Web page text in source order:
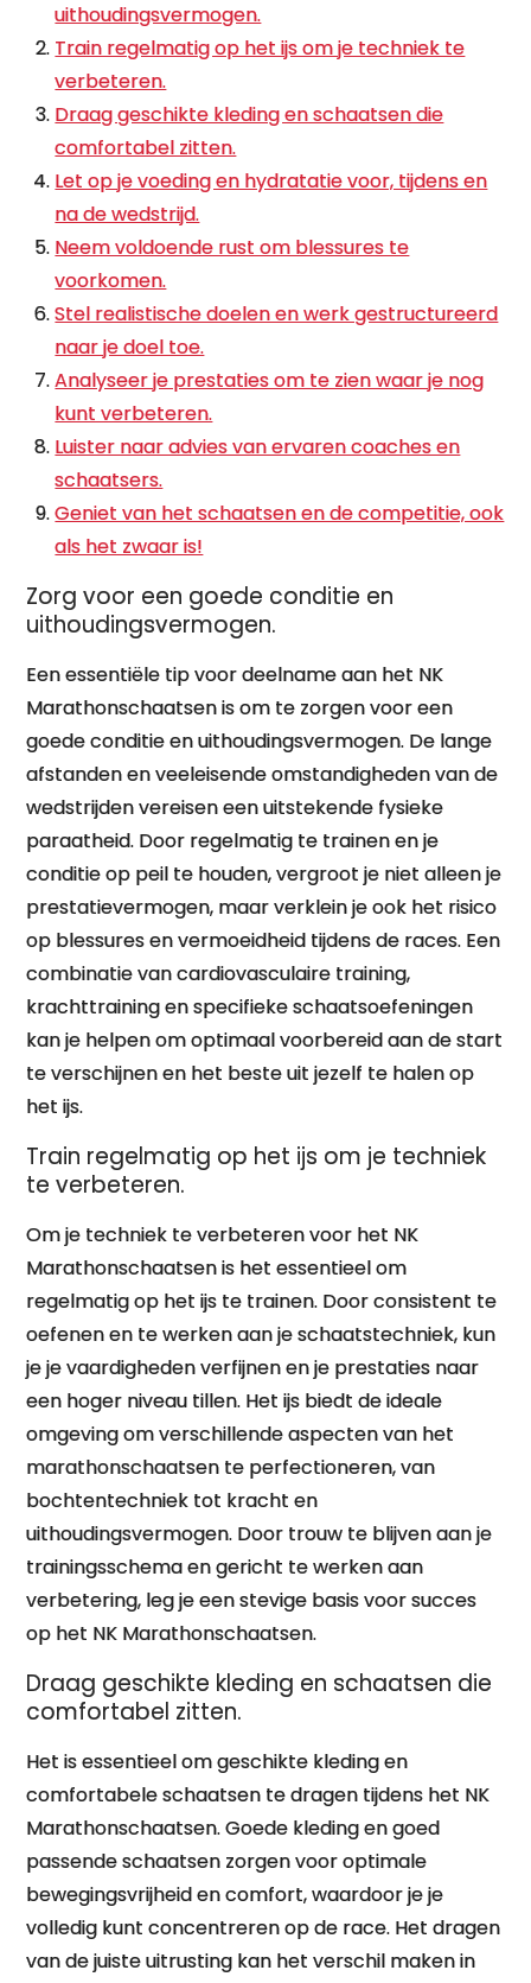
uithoudingsvermogen.
Train regelmatig op het ijs om je techniek te
verbeteren.
Draag geschikte kleding en schaatsen die
comfortabel zitten.
Let op je voeding en hydratatie voor, tijdens en
na de wedstrijd.
Neem voldoende rust om blessures te
voorkomen.
Stel realistische doelen en werk gestructureerd
naar je doel toe.
Analyseer je prestaties om te zien waar je nog
kunt verbeteren.
Luister naar advies van ervaren coaches en
schaatsers.
Geniet van het schaatsen en de competitie, ook
als het zwaar is!
Zorg voor een goede conditie en
uithoudingsvermogen.
Een essentiële tip voor deelname aan het NK
Marathonschaatsen is om te zorgen voor een
goede conditie en uithoudingsvermogen. De lange
afstanden en veeleisende omstandigheden van de
wedstrijden vereisen een uitstekende fysieke
paraatheid. Door regelmatig te trainen en je
conditie op peil te houden, vergroot je niet alleen je
prestatievermogen, maar verklein je ook het risico
op blessures en vermoeidheid tijdens de races. Een
combinatie van cardiovasculaire training,
krachttraining en specifieke schaatsoefeningen
kan je helpen om optimaal voorbereid aan de start
te verschijnen en het beste uit jezelf te halen op
het ijs.
Train regelmatig op het ijs om je techniek
te verbeteren.
Om je techniek te verbeteren voor het NK
Marathonschaatsen is het essentieel om
regelmatig op het ijs te trainen. Door consistent te
oefenen en te werken aan je schaatstechniek, kun
je je vaardigheden verfijnen en je prestaties naar
een hoger niveau tillen. Het ijs biedt de ideale
omgeving om verschillende aspecten van het
marathonschaatsen te perfectioneren, van
bochtentechniek tot kracht en
uithoudingsvermogen. Door trouw te blijven aan je
trainingsschema en gericht te werken aan
verbetering, leg je een stevige basis voor succes
op het NK Marathonschaatsen.
Draag geschikte kleding en schaatsen die
comfortabel zitten.
Het is essentieel om geschikte kleding en
comfortabele schaatsen te dragen tijdens het NK
Marathonschaatsen. Goede kleding en goed
passende schaatsen zorgen voor optimale
bewegingsvrijheid en comfort, waardoor je je
volledig kunt concentreren op de race. Het dragen
van de juiste uitrusting kan het verschil maken in